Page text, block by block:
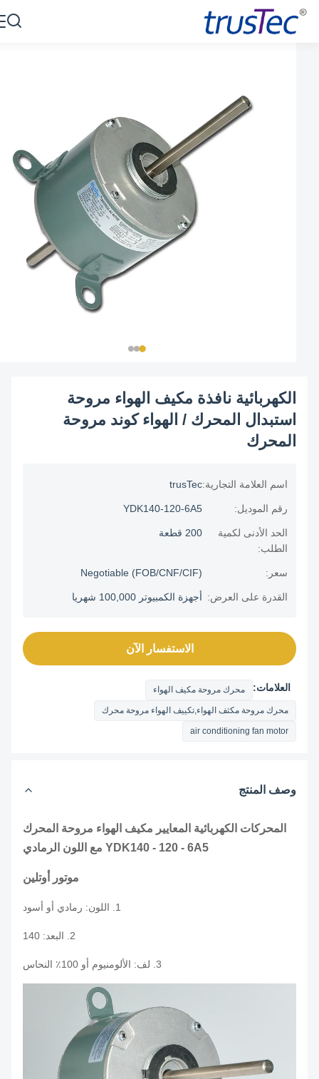
الكهربائية نافذة مكيف الهواء مروحة
استبدال المحرك / الهواء كوند مروحة
المحرك
اسم العلامة التجارية:trusTec
رقم الموديل: YDK140-120-6A5
الحد الأدنى لكمية
الطلب:
200 قطعة
Negotiable (FOB/CNF/CIF)
القدرة على العرض: أجهزة الكمبيوتر 100,000 شهريا
الاستفسار الآن
العلامات: محرك مروحة مكيف الهواء
محرك مروحة مكثف الهواء,تكييف الهواء مروحة محرك
air conditioning fan motor
وصف المنتج
المحركات الكهربائية المعايير مكيف الهواء مروحة المحرك
YDK140 - 120 - 6A5 مع اللون الرمادي
موتور أوتلين